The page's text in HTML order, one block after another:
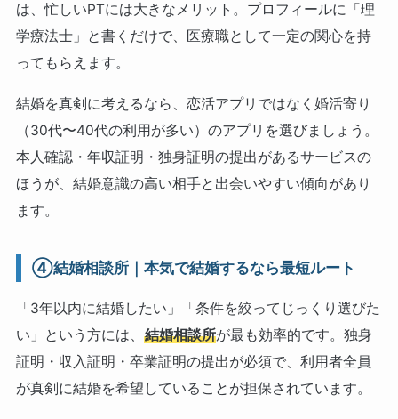
は、忙しいPTには大きなメリット。プロフィールに「理
学療法士」と書くだけで、医療職として一定の関心を持
ってもらえます。
結婚を真剣に考えるなら、恋活アプリではなく婚活寄り
（30代〜40代の利用が多い）のアプリを選びましょう。
本人確認・年収証明・独身証明の提出があるサービスの
ほうが、結婚意識の高い相手と出会いやすい傾向があり
ます。
④結婚相談所｜本気で結婚するなら最短ルート
「3年以内に結婚したい」「条件を絞ってじっくり選びた
い」という方には、 結婚相談所が最も効率的です。独身
証明・収入証明・卒業証明の提出が必須で、利用者全員
が真剣に結婚を希望していることが担保されています。